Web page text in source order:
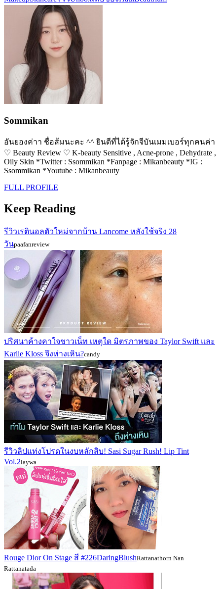
Sommikan
อันยองค่าา ชื่อส้มนะคะ ^^ ยินดีที่ได้รู้จักจีบันเมมเบอร์ทุกคนค่า
♡ Beauty Review ♡ K-beauty Sensitive , Acne-prone , Dehydrate ,
Oily Skin *Twitter : Ssommikan *Fanpage : Mikanbeauty *IG :
Ssommikan *Youtube : Mikanbeauty
FULL PROFILE
Keep Reading
รีวิวเรตินอลตัวใหม่จากบ้าน Lancome หลังใช้จริง 28
วันpaafanreview
ปริศนาค้างคาใจชาวเน็ท เหตุใด มิตรภาพของ Taylor Swift และ
Karlie Kloss จึงห่างเหิน?candy
รีวิวลิปแท่งโปรดในงบหลักสิบ! Sasi Sugar Rush! Lip Tint
Vol.2laywa
Rouge Dior On Stage สี #226DaringBlushRattanathorn Nan
Rattanatada